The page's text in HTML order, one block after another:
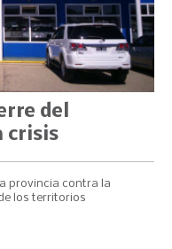
del
crisis
provincia contra la
los territorios